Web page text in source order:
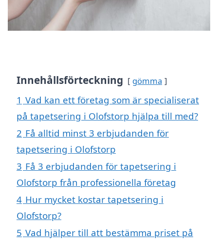
Innehållsförteckning gömma
1 Vad kan ett företag som är specialiserat
på tapetsering i Olofstorp hjälpa till med?
2 Få alltid minst 3 erbjudanden för
tapetsering i Olofstorp
3 Få 3 erbjudanden för tapetsering i
Olofstorp från professionella företag
4 Hur mycket kostar tapetsering i
Olofstorp?
5 Vad hjälper till att bestämma priset på